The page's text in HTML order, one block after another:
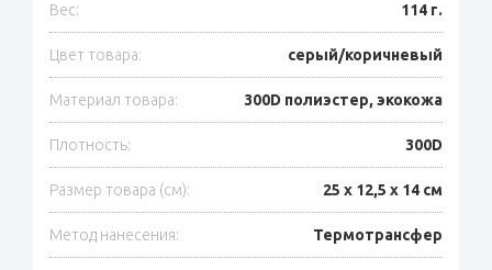
Вес: 114 г.
Цвет товара: серый/коричневый
Материал товара: 300D полиэстер, экокожа
Плотность: 300D
Размер товара (см): 25 х 12,5 х 14 см
Метод нанесения: Термотрансфер